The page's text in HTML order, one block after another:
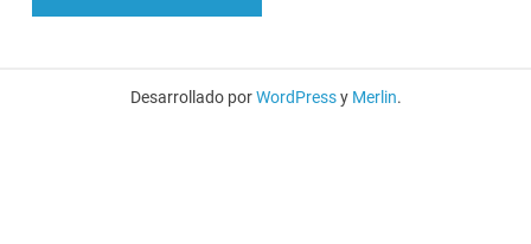
Desarrollado porWordPressy Merlin.